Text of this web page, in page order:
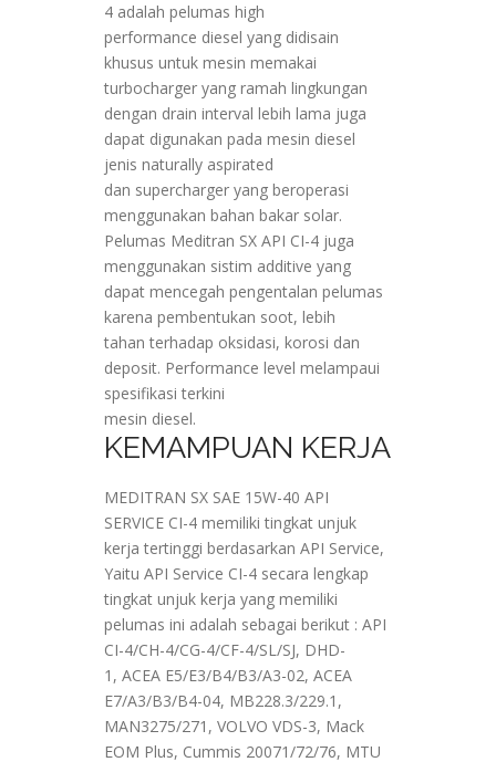
4 adalah pelumas high
performance diesel yang didisain
khusus untuk mesin memakai
turbocharger yang ramah lingkungan
dengan drain interval lebih lama juga
dapat digunakan pada mesin diesel
jenis naturally aspirated
dan supercharger yang beroperasi
menggunakan bahan bakar solar.
Pelumas Meditran SX API CI-4 juga
menggunakan sistim additive yang
dapat mencegah pengentalan pelumas
karena pembentukan soot, lebih
tahan terhadap oksidasi, korosi dan
deposit. Performance level melampaui
spesifikasi terkini
mesin diesel.
KEMAMPUAN KERJA
MEDITRAN SX SAE 15W-40 API
SERVICE CI-4 memiliki tingkat unjuk
kerja tertinggi berdasarkan API Service,
Yaitu API Service CI-4 secara lengkap
tingkat unjuk kerja yang memiliki
pelumas ini adalah sebagai berikut : API
CI-4/CH-4/CG-4/CF-4/SL/SJ, DHD-
1, ACEA E5/E3/B4/B3/A3-02, ACEA
E7/A3/B3/B4-04, MB228.3/229.1,
MAN3275/271, VOLVO VDS-3, Mack
EOM Plus, Cummis 20071/72/76, MTU